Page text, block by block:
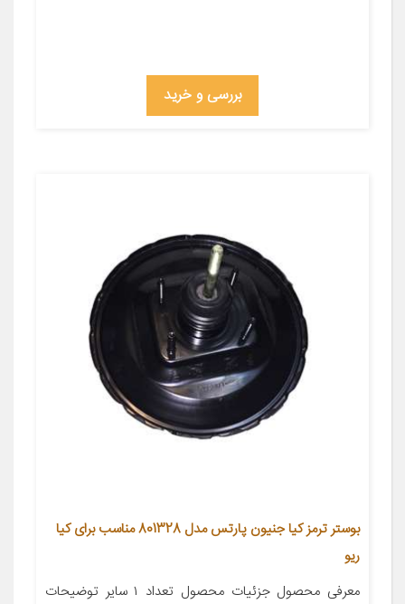
بررسی و خرید
بوستر ترمز كيا جنيون پارتس مدل 801328 مناسب براى كيا
ريو
معرفی محصول جزئیات محصول تعداد ۱ سایر توضیحات